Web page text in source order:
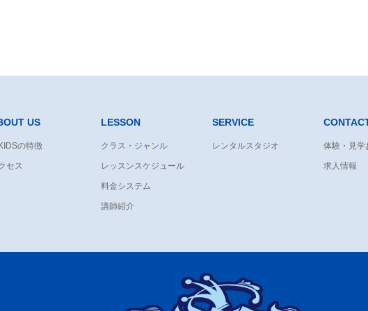
US
の特徴
セス
LESSON
クラス・ジャンル
レッスンスケジュール
料金システム
講師紹介
SERVICE
レンタルスタジオ 体験・見学
求人情報